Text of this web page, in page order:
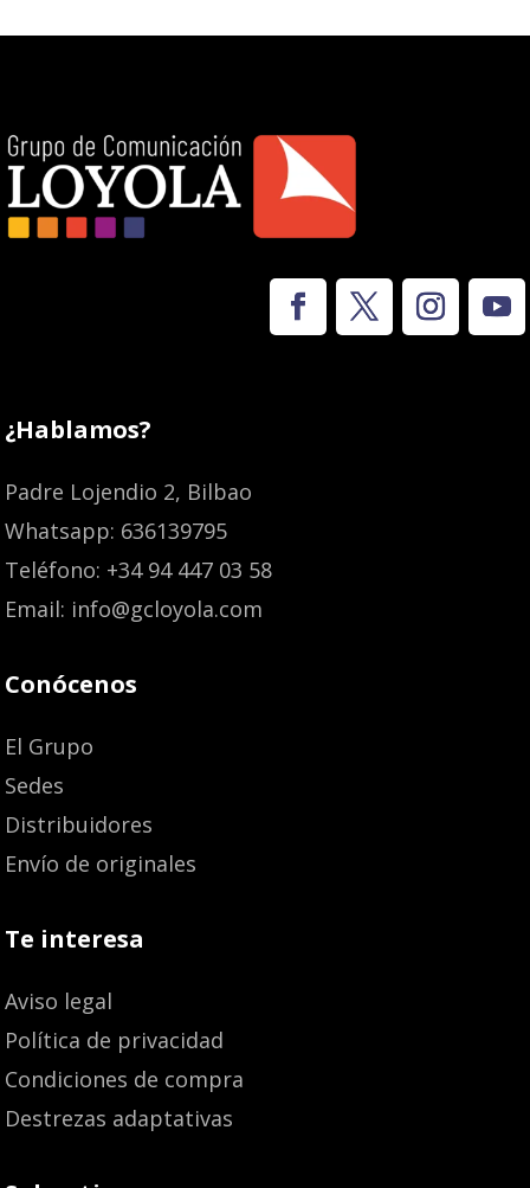
¿Hablamos?
Padre Lojendio 2, Bilbao
Whatsapp: 636139795
Teléfono: +34 94 447 03 58
Email: info@gcloyola.com
Conócenos
El Grupo
Sedes
Distribuidores
Envío de originales
Te interesa
Aviso legal
Política de privacidad
Condiciones de compra
Destrezas adaptativas